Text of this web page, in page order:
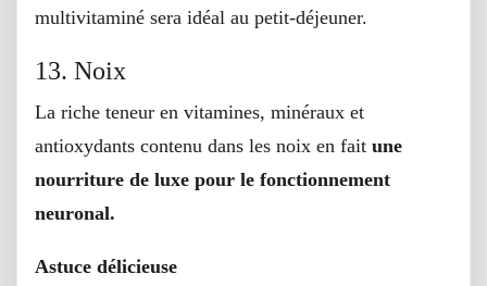
multivitaminé sera idéal au petit-déjeuner.
13. Noix
La riche teneur en vitamines, minéraux et
antioxydants contenu dans les noix en fait une
nourriture de luxe pour le fonctionnement
neuronal.
Astuce délicieuse